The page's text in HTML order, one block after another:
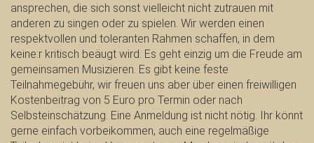
ansprechen, die sich sonst vielleicht nicht zutrauen mit
anderen zu singen oder zu spielen. Wir werden einen
respektvollen und toleranten Rahmen schaffen, in dem
keine:r kritisch beäugt wird. Es geht einzig um die Freude am
gemeinsamen Musizieren. Es gibt keine feste
Teilnahmegebühr, wir freuen uns aber über einen freiwilligen
Kostenbeitrag von 5 Euro pro Termin oder nach
Selbsteinschätzung. Eine Anmeldung ist nicht nötig. Ihr könnt
gerne einfach vorbeikommen, auch eine regelmäßige